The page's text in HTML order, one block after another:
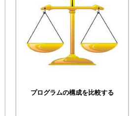
プログラムの構成を比較する